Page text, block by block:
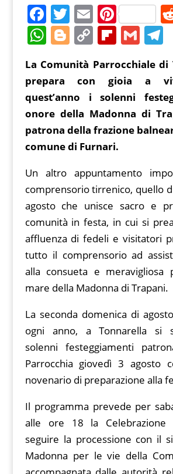
F
a
c
e
b
o
o
k
T
w
itt
er
E
m
ai
l
Pi
nt
er
e
st
W
at
s
A
p
p
Bl
o
g
g
er
C
p
y
Li
n
k
Fl
ip
b
o
ar
d
G
m
ai
T
el
e
a
La Comunità Parrocchiale di
prepara con gioia a
quest’anno i solenni
onore della Madonna di
patrona della frazione
comune di Furnari.
Un altro appuntamento
comprensorio tirrenico, quello
agosto che unisce sacro e
comunità in festa, in cui si
affluenza di fedeli e visitatori
tutto il comprensorio ad
alla consueta e meravigliosa
mare della Madonna di Trapani.
La seconda domenica di
ogni anno, a Tonnarella si
solenni festeggiamenti
Parrocchia giovedì 3 agosto
novenario di preparazione alla
Il programma prevede per
alle ore 18 la Celebrazione
seguire la processione con il
Madonna per le vie della